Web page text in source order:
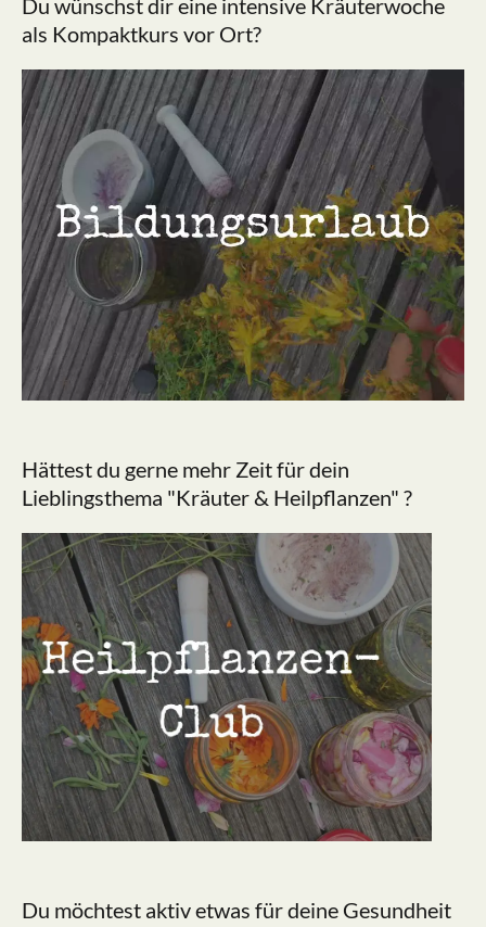
als Kompaktkurs vor Ort?
Hättest du gerne mehr Zeit für dein
Lieblingsthema "Kräuter & Heilpflanzen" ?
Du möchtest aktiv etwas für deine Gesundheit